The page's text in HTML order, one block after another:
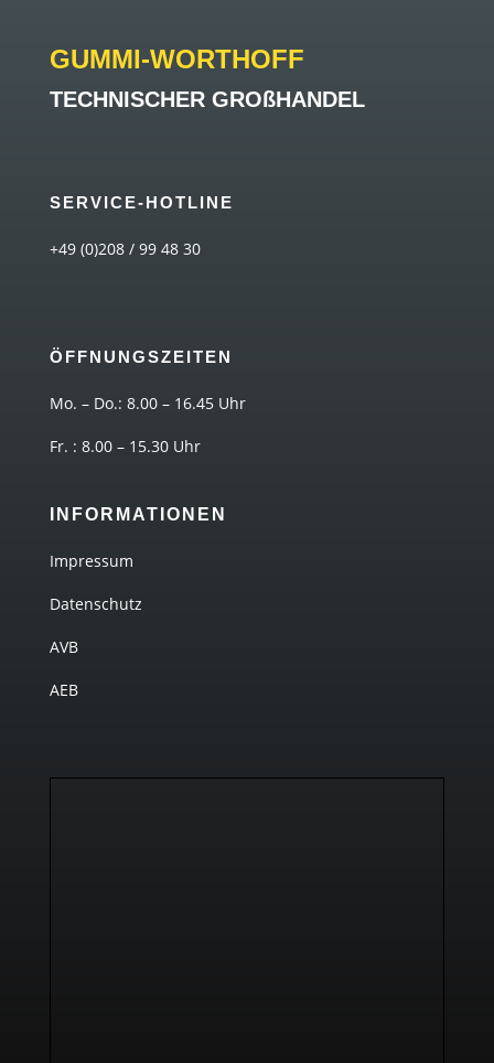
GUMMI-WORTHOFF
TECHNISCHER GROßHANDEL
SERVICE-HOTLINE
+49 (0)208 / 99 48 30
ÖFFNUNGSZEITEN
Mo. – Do.: 8.00 – 16.45 Uhr
Fr. : 8.00 – 15.30 Uhr
INFORMATIONEN
Impressum
Datenschutz
AVB
AEB